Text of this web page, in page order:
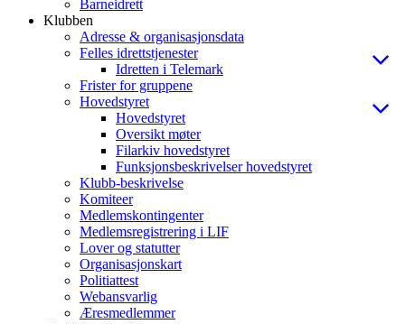
Barneidrett
Klubben
Adresse & organisasjonsdata
Felles idrettstjenester
Idretten i Telemark
Frister for gruppene
Hovedstyret
Hovedstyret
Oversikt møter
Filarkiv hovedstyret
Funksjonsbeskrivelser hovedstyret
Klubb-beskrivelse
Komiteer
Medlemskontingenter
Medlemsregistrering i LIF
Lover og statutter
Organisasjonskart
Politiattest
Webansvarlig
Æresmedlemmer